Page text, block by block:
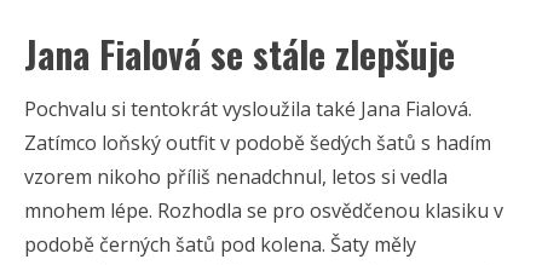
Jana Fialová se stále zlepšuje
Pochvalu si tentokrát vysloužila také Jana Fialová.
Zatímco loňský outfit v podobě šedých šatů s hadím
vzorem nikoho příliš nenadchnul, letos si vedla
mnohem lépe. Rozhodla se pro osvědčenou klasiku v
podobě černých šatů pod kolena. Šaty měly